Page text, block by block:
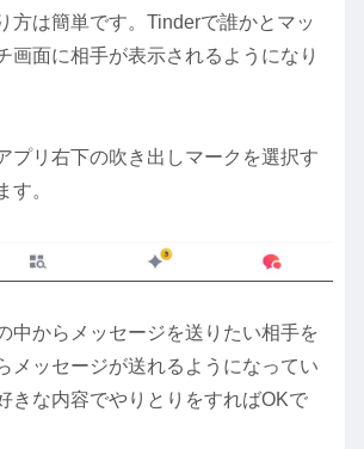
方は簡単です。Tinderで誰かとマッ
画面に相手が表示されるようになり
プリ右下の吹き出しマークを選択す
す。
中からメッセージを送りたい相手を
メッセージが送れるようになってい
きな内容でやりとりをすればOKで